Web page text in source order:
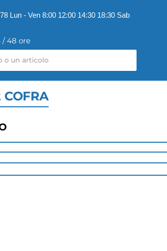
Lun - Ven 8:00 12:00 14:30 18:30 Sab
/ 48 ore
COFRA